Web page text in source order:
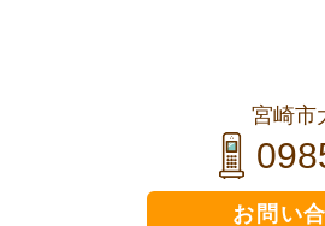
宮崎市
お問い